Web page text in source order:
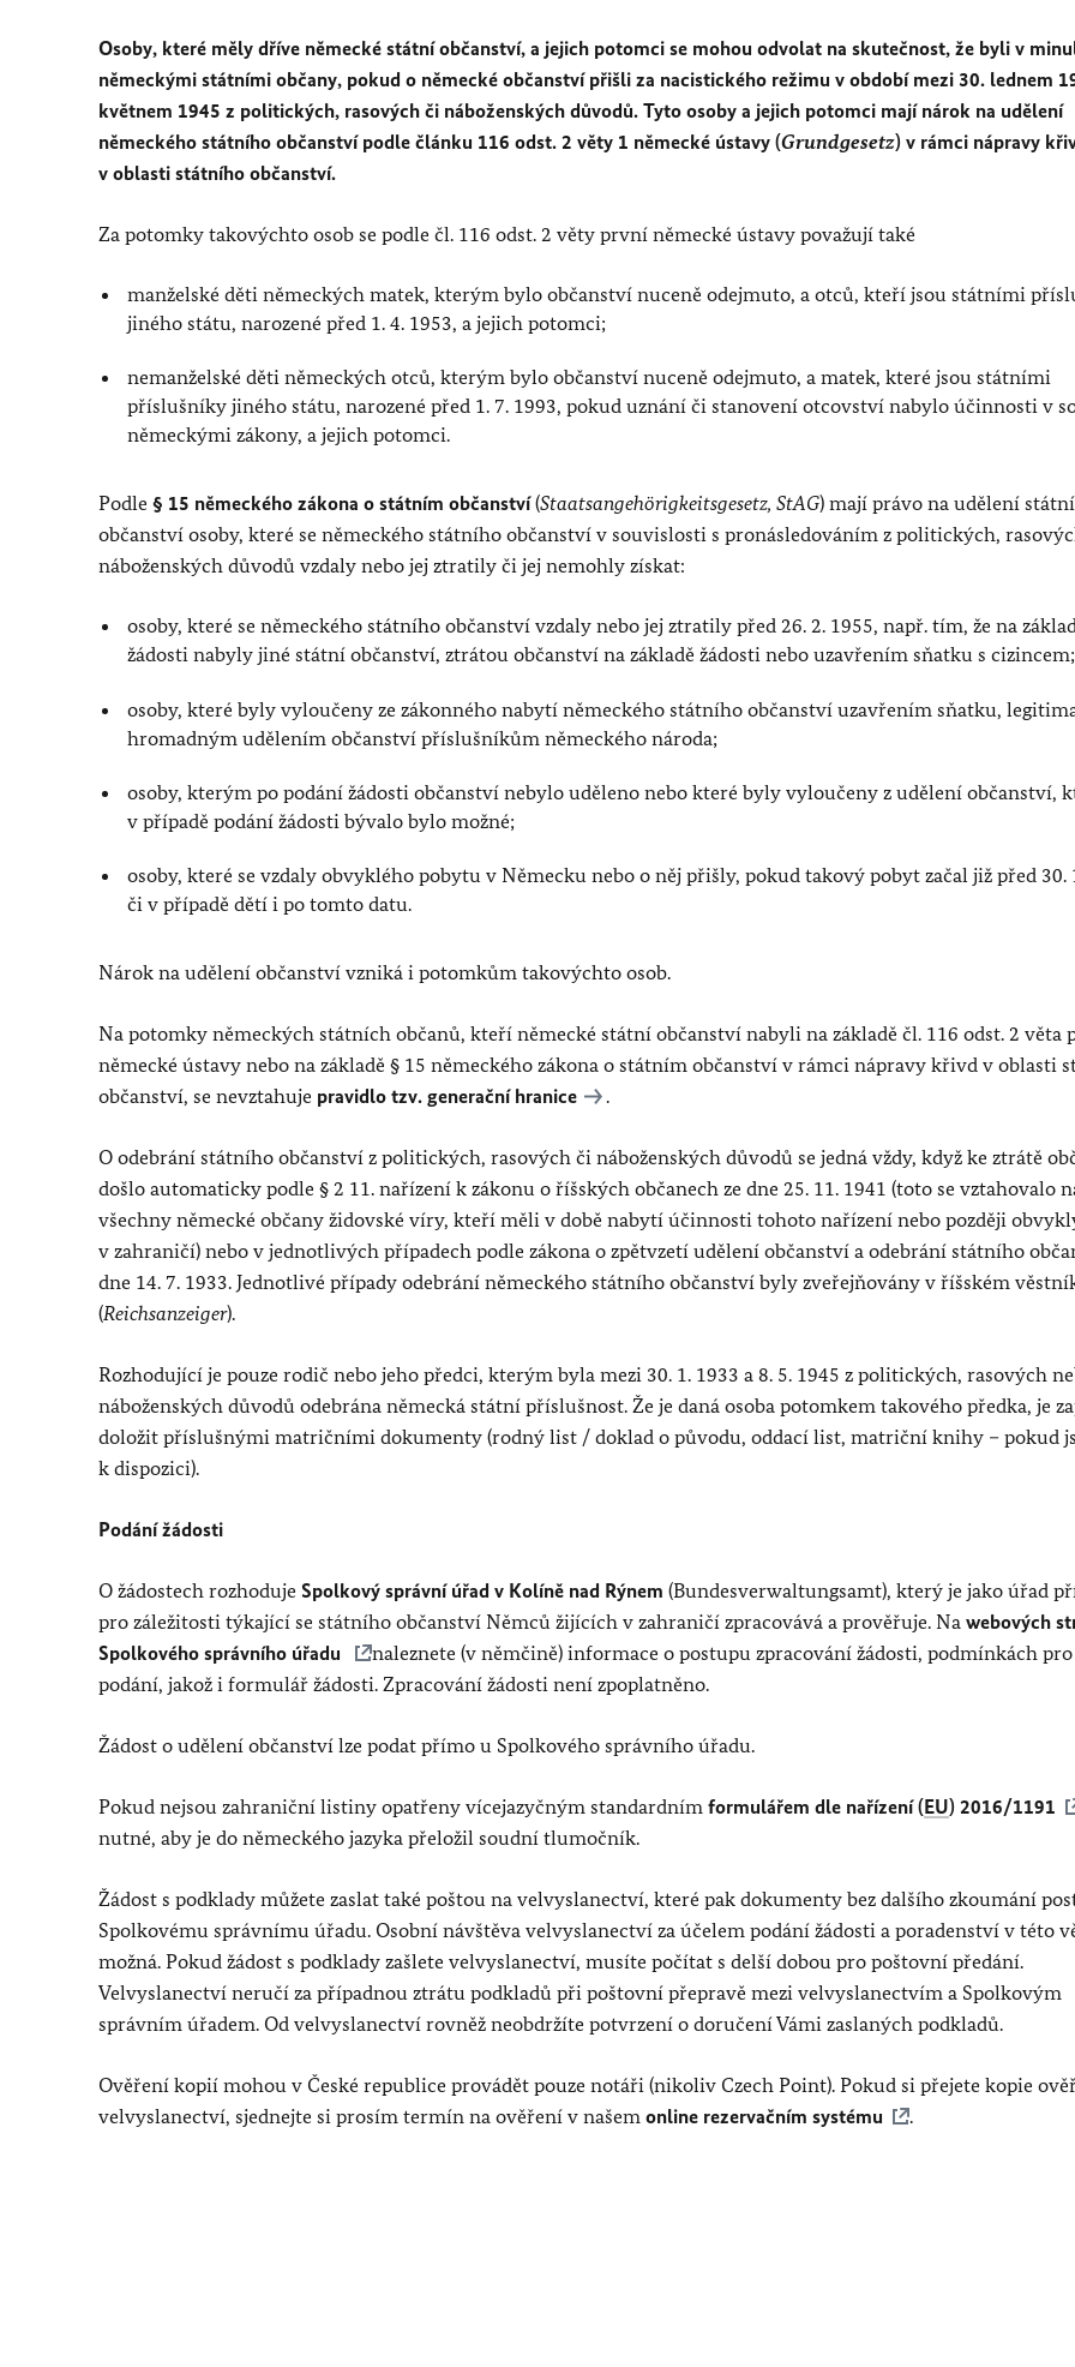
Osoby, které měly dříve německé státní občanství, a jejich potomci se mohou odvolat na sku­tečnost, že byli v
německými státními občany, pokud o německé občanství přišli za nacistického režimu v období mezi 30. lednem
květnem 1945 z politických, rasových či náboženských důvodů. Tyto osoby a jejich potomci mají nárok na udělení
německého státního občanství podle článku 116 odst. 2 věty 1 německé ústavy (Grundgesetz) v rámci nápravy
v oblasti státního občanství.
Za potomky takovýchto osob se podle čl. 116 odst. 2 věty první německé ústavy považují také
manželské děti německých matek, kterým bylo občanství nuceně odejmuto, a otců, kteří jsou státními
jiného státu, narozené před 1. 4. 1953, a jejich potomci;
nemanželské děti německých otců, kterým bylo občanství nuceně odejmuto, a matek, které jsou státními
příslušníky jiného státu, narozené před 1. 7. 1993, pokud uznání či stanovení otcovství nabylo účinnosti v
německými zákony, a jejich potomci.
Podle § 15 německého zákona o státním občanství(Staatsangehörigkeitsgesetz, StAG) mají právo na udělení
občanství osoby, které se německého státního občanství v souvislosti s pronásledováním z politických,
náboženských důvodů vzdaly nebo jej ztratily či jej nemohly získat:
osoby, které se německého státního občanství vzdaly nebo jej ztratily před 26. 2. 1955, např. tím, že na
žádosti nabyly jiné státní občanství, ztrátou občanství na základě žádosti nebo uzavřením sňatku s cizincem;
osoby, které byly vyloučeny ze zákonného nabytí německého státního občanství uzavřením sňatku,
hromadným udělením občanství příslušníkům německého národa;
osoby, kterým po podání žádosti občanství nebylo uděleno nebo které byly vyloučeny z udělení občanství,
v případě podání žádosti bývalo bylo možné;
osoby, které se vzdaly obvyklého pobytu v Německu nebo o něj přišly, pokud takový pobyt začal již před 30.
či v případě dětí i po tomto datu.
Nárok na udělení občanství vzniká i potomkům takovýchto osob.
Na potomky německých státních občanů, kteří německé státní občanství nabyli na základě čl. 116 odst. 2 věta
německé ústavy nebo na základě § 15 německého zákona o státním občanství v rámci nápravy křivd v oblasti
občanství, se nevztahuje pravidlo tzv. generační hranice .
O odebrání státního občanství z politických, rasových či náboženských důvodů se jedná vždy, když ke ztrátě
došlo automaticky podle § 2 11. nařízení k zákonu o říšských občanech ze dne 25. 11. 1941 (toto se vztahovalo
všechny německé občany židovské víry, kteří měli v době nabytí účinnosti tohoto nařízení nebo později
v zahraničí) nebo v jednotlivých případech podle zákona o zpětvzetí udělení občanství a odebrání státního
dne 14. 7. 1933. Jednotlivé případy odebrání německého státního občanství byly zveřejňovány v říšském
(Reichsanzeiger).
Rozhodující je pouze rodič nebo jeho předci, kterým byla mezi 30. 1. 1933 a 8. 5. 1945 z politických, rasových
náboženských důvodů odebrána německá státní příslušnost. Že je daná osoba potomkem takového předka, je
doložit příslušnými matričními dokumenty (rodný list / doklad o původu, oddací list, matriční knihy – pokud
k dispozici).
Podání žádosti
O žádostech rozhoduje Spolkový správní úřad v Kolíně nad Rýnem (Bundesverwaltungsamt), který je jako úřad
pro záležitosti týkající se státního občanství Němců žijících v zahraničí zpracovává a prověřuje. Na webových
Spolkového správního úřadu
naleznete (v němčině) informace o postupu zpracování žádosti, podmínkách
podání, jakož i formulář žádosti. Zpracování žádosti není zpoplatněno.
Žádost o udělení občanství lze podat přímo u Spolkového správního úřadu.
Pokud nejsou zahraniční listiny opatřeny vícejazyčným standardním formulářem dle nařízení (EU) 2016/1191
nutné, aby je do německého jazyka přeložil soudní tlumočník.
Žádost s podklady můžete zaslat také poštou na velvyslanectví, které pak dokumenty bez dalšího zkoumání
Spolkovému správnímu úřadu. Osobní návštěva velvyslanectví za účelem podání žádosti a poradenství v této
možná. Pokud žádost s podklady zašlete velvyslanectví, musíte počítat s delší dobou pro poštovní předání.
Velvyslanectví neručí za případnou ztrátu podkladů při poštovní přepravě mezi velvyslanectvím a Spolkovým
správním úřadem. Od velvyslanectví rovněž neobdržíte potvrzení o doručení Vámi zaslaných podkladů.
Ověření kopií mohou v České republice provádět pouze notáři (nikoliv Czech Point). Pokud si přejete kopie
velvyslanectví, sjednejte si prosím termín na ověření v našem online rezervačním systému .